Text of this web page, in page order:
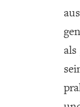
als